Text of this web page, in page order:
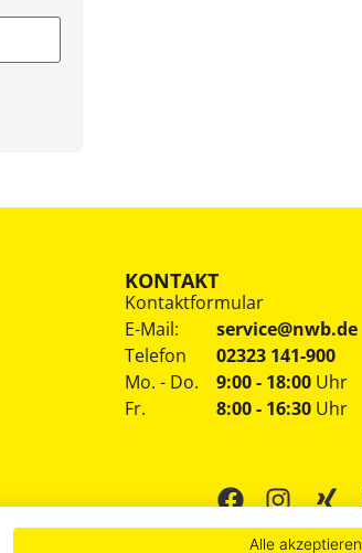
KONTAKT
Kontaktformular
E-Mail:
service@nwb.de
Telefon
02323 141-900
Mo. - Do.
Fr.
9:00 - 18:00 Uhr
8:00 - 16:30 Uhr
Alle akzeptieren